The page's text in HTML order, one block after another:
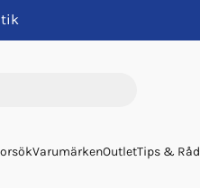
VarumärkenOutletTips & Råd